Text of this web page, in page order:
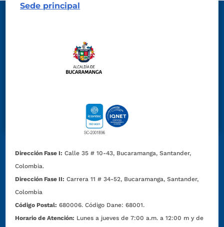
Sede principal
Dirección Fase I: Calle 35 # 10-43, Bucaramanga, Santander,
Colombia.
Dirección Fase II: Carrera 11 # 34-52, Bucaramanga, Santander,
Colombia
Código Postal: 680006. Código Dane: 68001.
Horario de Atención: Lunes a jueves de 7:00 a.m. a 12:00 m y de